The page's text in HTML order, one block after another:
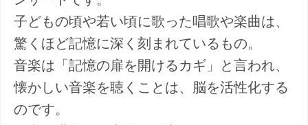
子どもの頃や若い頃に歌った唱歌や楽曲は、
驚くほど記憶に深く刻まれているもの。
音楽は「記憶の扉を開けるカギ」と言われ、
懐かしい音楽を聴くことは、脳を活性化する
のです。